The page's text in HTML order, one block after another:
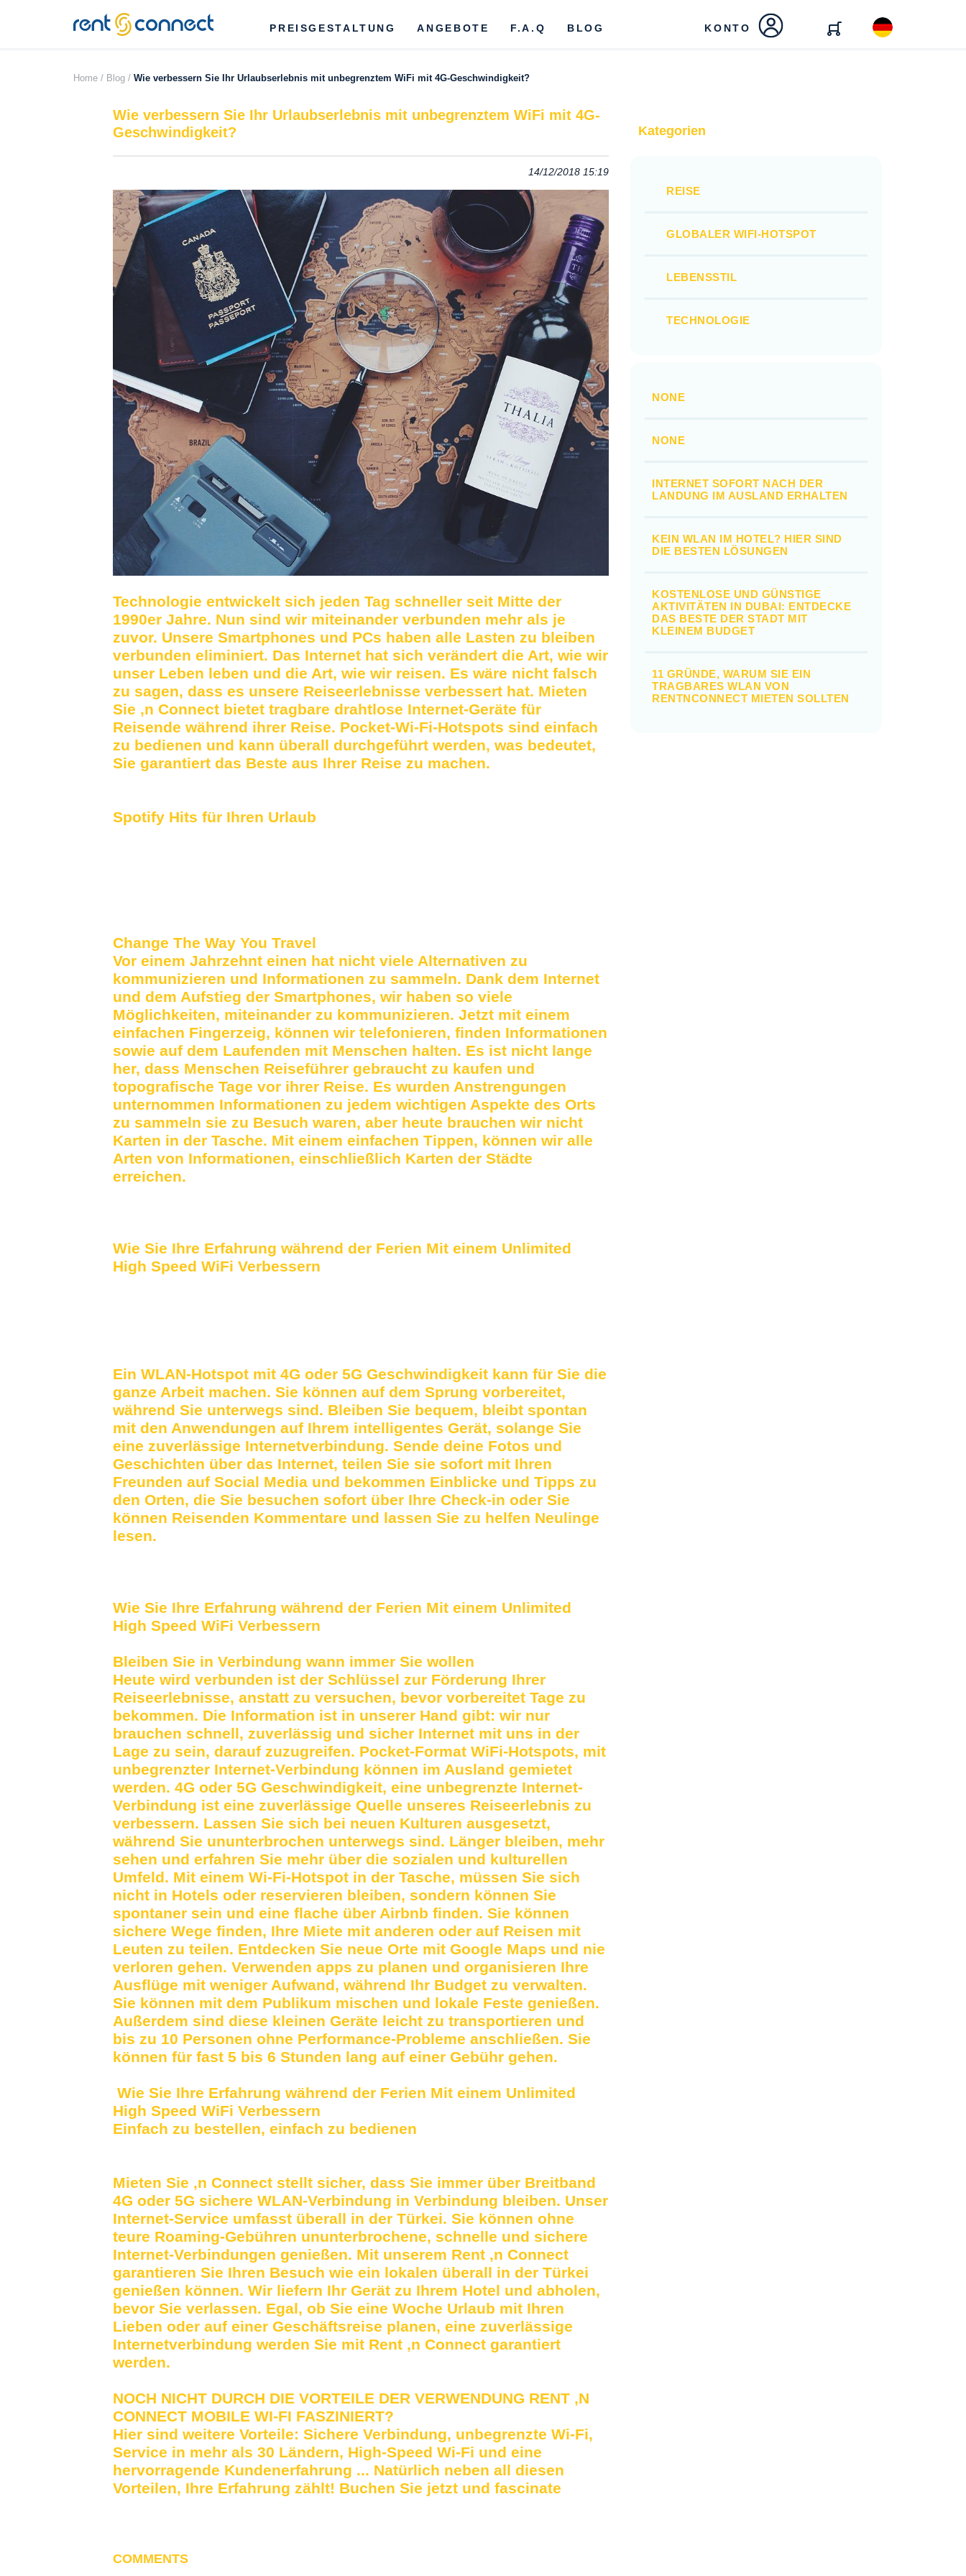
RENT'N
CONNECT
PREISGESTALTUNG ANGEBOTE F.A.Q BLOG KONTO
Home / Blog / Wie verbessern Sie Ihr Urlaubserlebnis mit unbegrenztem WiFi mit 4G-Geschwindigkeit?
Wie verbessern Sie Ihr Urlaubserlebnis mit unbegrenztem WiFi mit 4G-
Geschwindigkeit?
14/12/2018 15:19
Technologie entwickelt sich jeden Tag schneller seit Mitte der
1990er Jahre. Nun sind wir miteinander verbunden mehr als je
zuvor. Unsere Smartphones und PCs haben alle Lasten zu bleiben
verbunden eliminiert. Das Internet hat sich verändert die Art, wie wir
unser Leben leben und die Art, wie wir reisen. Es wäre nicht falsch
zu sagen, dass es unsere Reiseerlebnisse verbessert hat. Mieten
Sie ‚n Connect bietet tragbare drahtlose Internet-Geräte für
Reisende während ihrer Reise. Pocket-Wi-Fi-Hotspots sind einfach
zu bedienen und kann überall durchgeführt werden, was bedeutet,
Sie garantiert das Beste aus Ihrer Reise zu machen.
Spotify Hits für Ihren Urlaub
Change The Way You Travel
Vor einem Jahrzehnt einen hat nicht viele Alternativen zu
kommunizieren und Informationen zu sammeln. Dank dem Internet
und dem Aufstieg der Smartphones, wir haben so viele
Möglichkeiten, miteinander zu kommunizieren. Jetzt mit einem
einfachen Fingerzeig, können wir telefonieren, finden Informationen
sowie auf dem Laufenden mit Menschen halten. Es ist nicht lange
her, dass Menschen Reiseführer gebraucht zu kaufen und
topografische Tage vor ihrer Reise. Es wurden Anstrengungen
unternommen Informationen zu jedem wichtigen Aspekte des Orts
zu sammeln sie zu Besuch waren, aber heute brauchen wir nicht
Karten in der Tasche. Mit einem einfachen Tippen, können wir alle
Arten von Informationen, einschließlich Karten der Städte
erreichen.
Wie Sie Ihre Erfahrung während der Ferien Mit einem Unlimited
High Speed ​​WiFi Verbessern
Ein WLAN-Hotspot mit 4G oder 5G Geschwindigkeit kann für Sie die
ganze Arbeit machen. Sie können auf dem Sprung vorbereitet,
während Sie unterwegs sind. Bleiben Sie bequem, bleibt spontan
mit den Anwendungen auf Ihrem intelligentes Gerät, solange Sie
eine zuverlässige Internetverbindung. Sende deine Fotos und
Geschichten über das Internet, teilen Sie sie sofort mit Ihren
Freunden auf Social Media und bekommen Einblicke und Tipps zu
den Orten, die Sie besuchen sofort über Ihre Check-in oder Sie
können Reisenden Kommentare und lassen Sie zu helfen Neulinge
lesen.
Wie Sie Ihre Erfahrung während der Ferien Mit einem Unlimited
High Speed ​​WiFi Verbessern
Bleiben Sie in Verbindung wann immer Sie wollen
Heute wird verbunden ist der Schlüssel zur Förderung Ihrer
Reiseerlebnisse, anstatt zu versuchen, bevor vorbereitet Tage zu
bekommen. Die Information ist in unserer Hand gibt: wir nur
brauchen schnell, zuverlässig und sicher Internet mit uns in der
Lage zu sein, darauf zuzugreifen. Pocket-Format WiFi-Hotspots, mit
unbegrenzter Internet-Verbindung können im Ausland gemietet
werden. 4G oder 5G Geschwindigkeit, eine unbegrenzte Internet-
Verbindung ist eine zuverlässige Quelle unseres Reiseerlebnis zu
verbessern. Lassen Sie sich bei neuen Kulturen ausgesetzt,
während Sie ununterbrochen unterwegs sind. Länger bleiben, mehr
sehen und erfahren Sie mehr über die sozialen und kulturellen
Umfeld. Mit einem Wi-Fi-Hotspot in der Tasche, müssen Sie sich
nicht in Hotels oder reservieren bleiben, sondern können Sie
spontaner sein und eine flache über Airbnb finden. Sie können
sichere Wege finden, Ihre Miete mit anderen oder auf Reisen mit
Leuten zu teilen. Entdecken Sie neue Orte mit Google Maps und nie
verloren gehen. Verwenden apps zu planen und organisieren Ihre
Ausflüge mit weniger Aufwand, während Ihr Budget zu verwalten.
Sie können mit dem Publikum mischen und lokale Feste genießen.
Außerdem sind diese kleinen Geräte leicht zu transportieren und
bis zu 10 Personen ohne Performance-Probleme anschließen. Sie
können für fast 5 bis 6 Stunden lang auf einer Gebühr gehen.
Wie Sie Ihre Erfahrung während der Ferien Mit einem Unlimited
High Speed ​​WiFi Verbessern
Einfach zu bestellen, einfach zu bedienen
Mieten Sie ‚n Connect stellt sicher, dass Sie immer über Breitband
4G oder 5G sichere WLAN-Verbindung in Verbindung bleiben. Unser
Internet-Service umfasst überall in der Türkei. Sie können ohne
teure Roaming-Gebühren ununterbrochene, schnelle und sichere
Internet-Verbindungen genießen. Mit unserem Rent ‚n Connect
garantieren Sie Ihren Besuch wie ein lokalen überall in der Türkei
genießen können. Wir liefern Ihr Gerät zu Ihrem Hotel und abholen,
bevor Sie verlassen. Egal, ob Sie eine Woche Urlaub mit Ihren
Lieben oder auf einer Geschäftsreise planen, eine zuverlässige
Internetverbindung werden Sie mit Rent ‚n Connect garantiert
werden.
NOCH NICHT DURCH DIE VORTEILE DER VERWENDUNG RENT ‚N
CONNECT MOBILE WI-FI FASZINIERT?
Hier sind weitere Vorteile: Sichere Verbindung, unbegrenzte Wi-Fi,
Service in mehr als 30 Ländern, High-Speed ​​Wi-Fi und eine
hervorragende Kundenerfahrung ... Natürlich neben all diesen
Vorteilen, Ihre Erfahrung zählt! Buchen Sie jetzt und fascinate
COMMENTS
Kategorien
REISE
GLOBALER WIFI-HOTSPOT
LEBENSSTIL
TECHNOLOGIE
NONE
NONE
INTERNET SOFORT NACH DER
LANDUNG IM AUSLAND ERHALTEN
KEIN WLAN IM HOTEL? HIER SIND
DIE BESTEN LÖSUNGEN
KOSTENLOSE UND GÜNSTIGE
AKTIVITÄTEN IN DUBAI: ENTDECKE
DAS BESTE DER STADT MIT
KLEINEM BUDGET
11 GRÜNDE, WARUM SIE EIN
TRAGBARES WLAN VON
RENTNCONNECT MIETEN SOLLTEN